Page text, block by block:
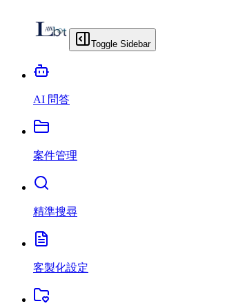
Toggle Sidebar
AI 問答
案件管理
精準搜尋
客製化設定